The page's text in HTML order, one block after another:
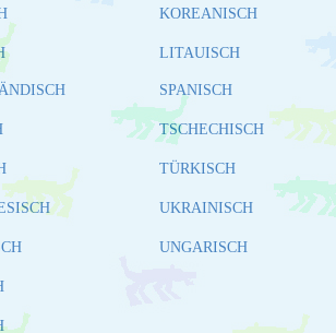
KOREANISCH
LITAUISCH
SPANISCH
TSCHECHISCH
TÜRKISCH
UKRAINISCH
UNGARISCH